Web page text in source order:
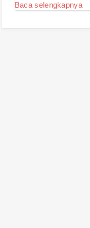
Baca selengkapnya